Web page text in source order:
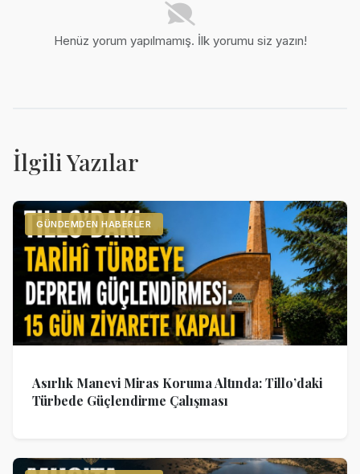
Henüz yorum yapılmamış. İlk yorumu siz yazın!
İlgili Yazılar
GÜNDEMDEN HABERLER
Asırlık Manevi Miras Koruma Altında: Tillo’daki
Türbede Güçlendirme Çalışması